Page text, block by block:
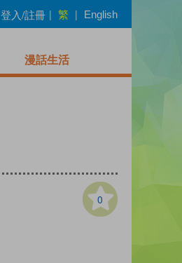
登入/註冊 | 繁 | English
漫話生活
0